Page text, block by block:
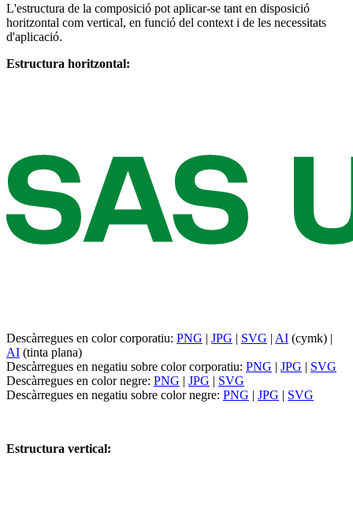
L'estructura de la composició pot aplicar-se tant en disposició
horitzontal com vertical, en funció del context i de les necessitats
d'aplicació.
Estructura horitzontal:
Descàrregues en color corporatiu: PNG | JPG | SVG | AI (cymk) |
AI (tinta plana)
Descàrregues en negatiu sobre color corporatiu: PNG | JPG | SVG
Descàrregues en color negre: PNG | JPG | SVG
Descàrregues en negatiu sobre color negre: PNG | JPG | SVG
Estructura vertical: